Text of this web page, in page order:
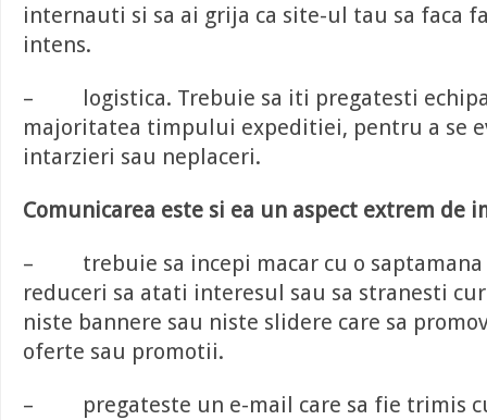
internauti si sa ai grija ca site-ul tau sa faca
intens.
– logistica. Trebuie sa iti pregatesti echipa
majoritatea timpului expeditiei, pentru a se
intarzieri sau neplaceri.
Comunicarea este si ea un aspect extrem de
– trebuie sa incepi macar cu o saptamana
reduceri sa atati interesul sau sa stranesti
niste bannere sau niste slidere care sa
oferte sau promotii.
– pregateste un e-mail care sa fie trimis